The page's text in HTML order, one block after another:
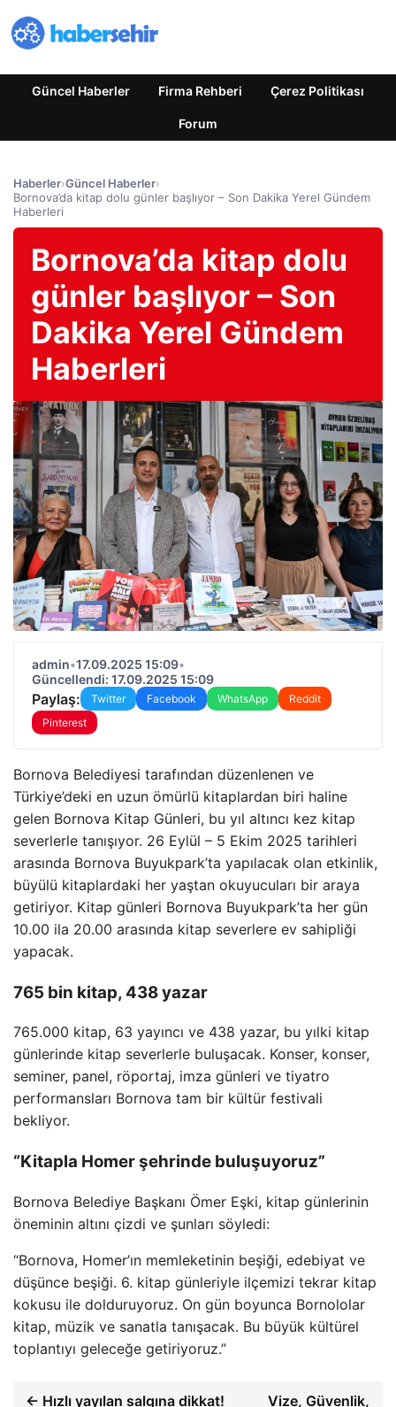
Güncel Haberler Firma Rehberi Çerez Politikası
Forum
Haberler›Güncel Haberler›
Bornova’da kitap dolu günler başlıyor – Son Dakika Yerel Gündem
Haberleri
Bornova’da kitap dolu
günler başlıyor – Son
Dakika Yerel Gündem
Haberleri
admin•17.09.2025 15:09•
Güncellendi: 17.09.2025 15:09
Paylaş: Twitter Facebook WhatsApp
Reddit
Pinterest
Bornova Belediyesi tarafından düzenlenen ve
Türkiye’deki en uzun ömürlü kitaplardan biri haline
gelen Bornova Kitap Günleri, bu yıl altıncı kez kitap
severlerle tanışıyor. 26 Eylül – 5 Ekim 2025 tarihleri ​​
arasında Bornova Buyukpark’ta yapılacak olan etkinlik,
büyülü kitaplardaki her yaştan okuyucuları bir araya
getiriyor. Kitap günleri Bornova Buyukpark’ta her gün
10.00 ila 20.00 arasında kitap severlere ev sahipliği
yapacak.
765 bin kitap, 438 yazar
765.000 kitap, 63 yayıncı ve 438 yazar, bu yılki kitap
günlerinde kitap severlerle buluşacak. Konser, konser,
seminer, panel, röportaj, imza günleri ve tiyatro
performansları Bornova tam bir kültür festivali
bekliyor.
“Kitapla Homer şehrinde buluşuyoruz”
Bornova Belediye Başkanı Ömer Eşki, kitap günlerinin
öneminin altını çizdi ve şunları söyledi:
“Bornova, Homer’ın memleketinin beşiği, edebiyat ve
düşünce beşiği. 6. kitap günleriyle ilçemizi tekrar kitap
kokusu ile dolduruyoruz. On gün boyunca Bornololar
kitap, müzik ve sanatla tanışacak. Bu büyük kültürel
toplantıyı geleceğe getiriyoruz.”
← Hızlı yayılan salgına dikkat!
Vize, Güvenlik,